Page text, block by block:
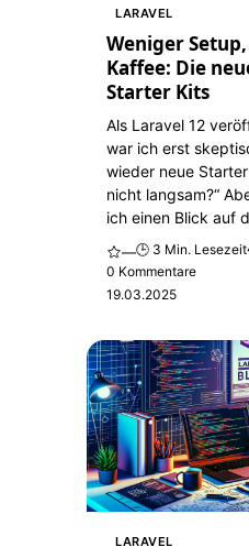
LARAVEL
Weniger
Kaffee: Die
Starter Kits
Als Laravel 12
war ich erst
wieder neue
nicht langsam?“
ich einen Blick auf
—🕒 3 Min. Lesezeit
0 Kommentare
19.03.2025
LARAVEL